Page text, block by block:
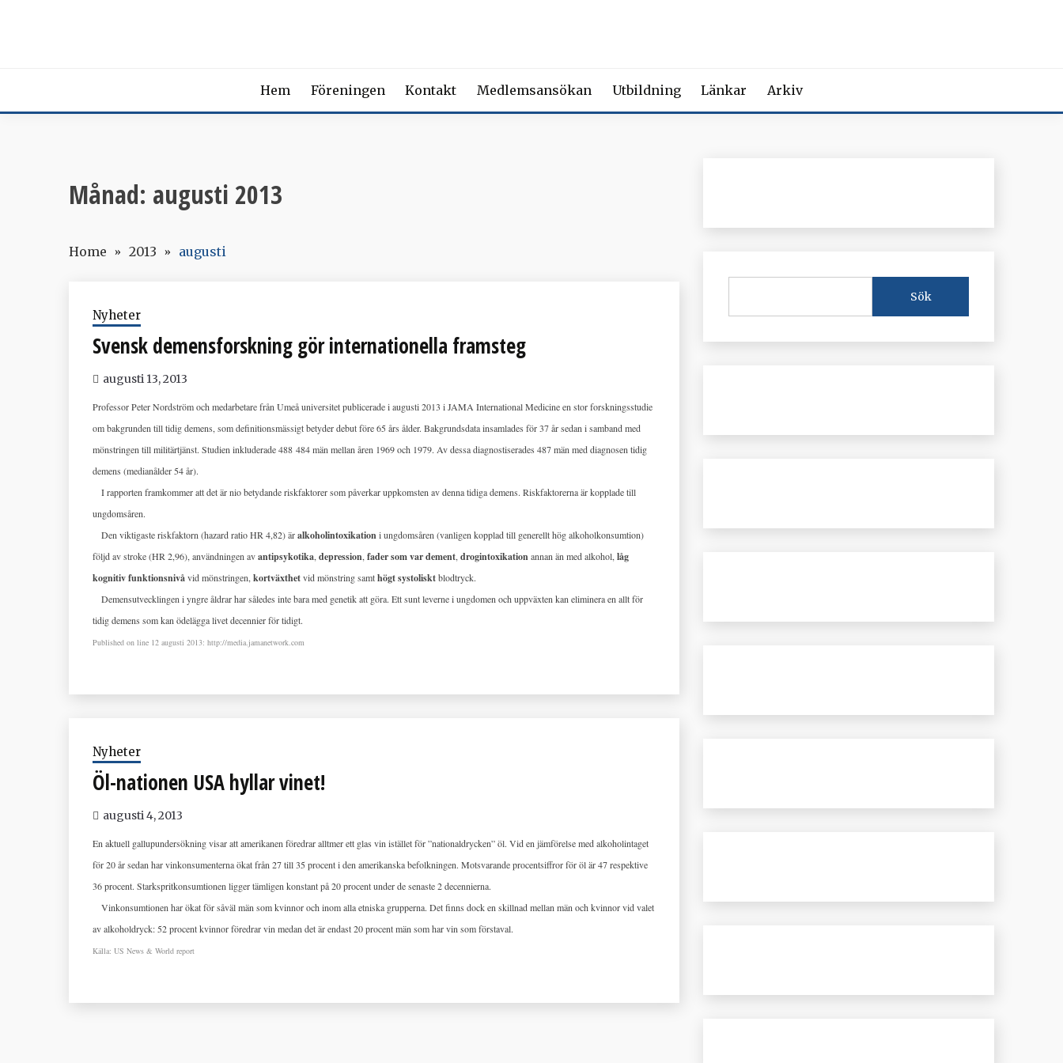
Hem Föreningen Kontakt Medlemsansökan Utbildning Länkar Arkiv
Månad: augusti 2013
Home 2013 augusti
Nyheter
Svensk demensforskning gör internationella framsteg
augusti 13, 2013
Professor Peter Nordström och medarbetare från Umeå universitet publicerade i augusti 2013 i JAMA International Medicine en stor forskningsstudie
om bakgrunden till tidig demens, som definitionsmässigt betyder debut före 65 års ålder. Bakgrundsdata insamlades för 37 år sedan i samband med
mönstringen till militärtjänst. Studien inkluderade 488 484 män mellan åren 1969 och 1979. Av dessa diagnostiserades 487 män med diagnosen tidig
demens (medianålder 54 år).
I rapporten framkommer att det är nio betydande riskfaktorer som påverkar uppkomsten av denna tidiga demens. Riskfaktorerna är kopplade till
ungdomsåren.
Den viktigaste riskfaktorn (hazard ratio HR 4,82) äralkoholintoxikationi ungdomsåren (vanligen kopplad till generellt hög alkoholkonsumtion)
följd av stroke (HR 2,96), användningen avantipsykotika,depression,fader som var dement,drogintoxikationannan än med alkohol,låg
kognitiv funktionsnivåvid mönstringen,kortväxthetvid mönstring samthögt systolisktblodtryck.
Demensutvecklingen i yngre åldrar har således inte bara med genetik att göra. Ett sunt leverne i ungdomen och uppväxten kan eliminera en allt för
tidig demens som kan ödelägga livet decennier för tidigt.
Published on line 12 augusti 2013: http://media.jamanetwork.com
Nyheter
Öl-nationen USA hyllar vinet!
augusti 4, 2013
En aktuell gallupundersökning visar att amerikanen föredrar alltmer ett glas vin istället för ”nationaldrycken” öl. Vid en jämförelse med alkoholintaget
för 20 år sedan har vinkonsumenterna ökat från 27 till 35 procent i den amerikanska befolkningen. Motsvarande procentsiffror för öl är 47 respektive
36 procent. Starkspritkonsumtionen ligger tämligen konstant på 20 procent under de senaste 2 decennierna.
Vinkonsumtionen har ökat för såväl män som kvinnor och inom alla etniska grupperna. Det finns dock en skillnad mellan män och kvinnor vid valet
av alkoholdryck: 52 procent kvinnor föredrar vin medan det är endast 20 procent män som har vin som förstaval.
Källa: US News & World report
Sök